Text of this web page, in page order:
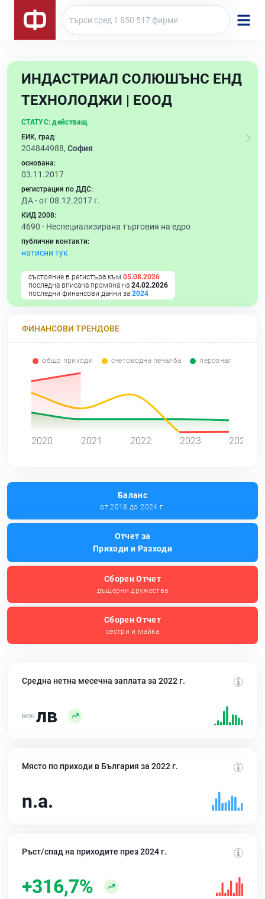
ИНДАСТРИАЛ СОЛЮШЪНС ЕНД
ТЕХНОЛОДЖИ | ЕООД
СТАТУС: действащ
ЕИК, град:
204844988, София
основана:
03.11.2017
регистрация по ДДС:
ДА - от 08.12.2017 г.
КИД 2008:
4690 - Неспециализирана търговия на едро
публични контакти:
натисни тук
състояние в регистъра към 05.08.2026
последна вписана промяна на 24.02.2026
последни финансови данни за 2024
ФИНАНСОВИ ТРЕНДОВЕ
общо приходи счетоводна печалба персонал
2020 2021 2022 2023 2024
Баланс
от 2018 до 2024 г.
Отчет за
Приходи и Разходи
Сборен Отчет
дъщерни дружества
Сборен Отчет
сестри и майка
Средна нетна месечна заплата за 2022 г.
лв
Място по приходи в България за 2022 г.
n.a.
Ръст/спад на приходите през 2024 г.
+316,7%